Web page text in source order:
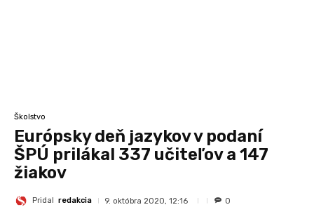
Školstvo
Európsky deň jazykov v podaní
ŠPÚ prilákal 337 učiteľov a 147
žiakov
Pridal redakcia 9. októbra 2020, 12:16 0